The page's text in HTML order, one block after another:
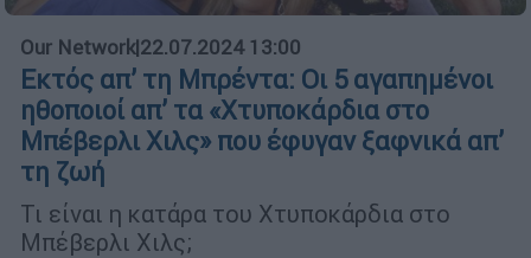
Our Network|22.07.2024 13:00
Εκτός απ’ τη Μπρέντα: Οι 5 αγαπημένοι
ηθοποιοί απ’ τα «Χτυποκάρδια στο
Μπέβερλι Χιλς» που έφυγαν ξαφνικά απ’
τη ζωή
Τι είναι η κατάρα του Χτυποκάρδια στο
Μπέβερλι Χιλς;